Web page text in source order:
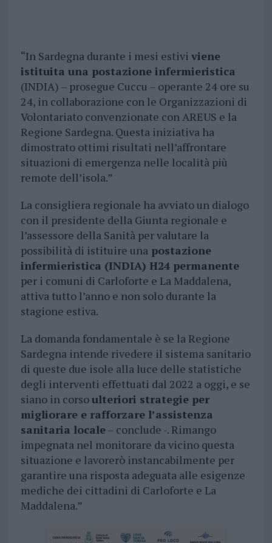
“In Sardegna durante i mesi estivi viene
istituita una postazione infermieristica
(INDIA) – prosegue Cuccu – operante 24 ore su
24, in collaborazione con le Organizzazioni di
Volontariato convenzionate con AREUS e la
Regione Sardegna. Questa iniziativa ha
dimostrato ottimi risultati nell’affrontare
situazioni di emergenza nelle località più
remote dell’isola.”
La consigliera regionale ha avviato un dialogo
con il presidente della Giunta regionale e
l’assessore della Sanità per valutare la
possibilità di istituire unapostazione
infermieristica (INDIA) H24 permanente
per i comuni di Carloforte e La Maddalena,
attiva tutto l’anno e non solo durante la
stagione estiva.
La domanda fondamentale è se la Regione
Sardegna intende rivedere il sistema sanitario
di queste due isole alla luce delle statistiche
degli interventi effettuati dal 2022 a oggi, e se
siano in corsoulteriori strategie per
migliorare e rafforzare l’assistenza
sanitaria locale– conclude -. Rimango
impegnata nel monitorare da vicino questa
situazione e lavorerò instancabilmente per
garantire una risposta adeguata alle esigenze
mediche dei cittadini di Carloforte e La
Maddalena.”